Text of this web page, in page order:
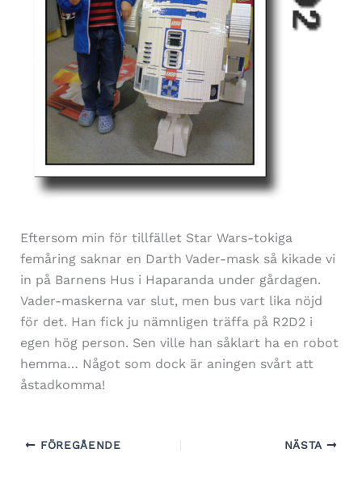
Eftersom min för tillfället Star Wars-tokiga
femåring saknar en Darth Vader-mask så kikade vi
in på Barnens Hus i Haparanda under gårdagen.
Vader-maskerna var slut, men bus vart lika nöjd
för det. Han fick ju nämnligen träffa på R2D2 i
egen hög person. Sen ville han såklart ha en robot
hemma… Något som dock är aningen svårt att
åstadkomma!
FÖREGÅENDE NÄSTA